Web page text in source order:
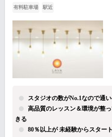
有料駐車場 駅近
スタジオの数がNo.1なので通
高品質のレッスン＆環境が整
きる
80％以上が 未経験からスタート